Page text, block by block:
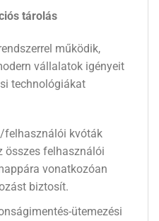
tárolás
működik,
vállalatok igényeit
technológiákat
felhasználói kvóták
összes felhasználói
vonatkozóan
biztosít.
ütemezési